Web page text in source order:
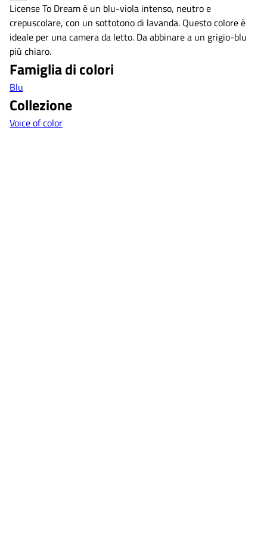
License To Dream è un blu-viola intenso, neutro e
crepuscolare, con un sottotono di lavanda. Questo colore è
ideale per una camera da letto. Da abbinare a un grigio-blu
più chiaro.
Famiglia di colori
Blu
Collezione
Voice of color